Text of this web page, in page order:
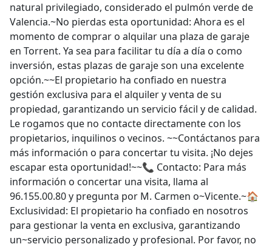
Valencia.~No pierdas esta oportunidad: Ahora es el
momento de comprar o alquilar una plaza de garaje
en Torrent. Ya sea para facilitar tu día a día o como
inversión, estas plazas de garaje son una excelente
opción.~~El propietario ha confiado en nuestra
gestión exclusiva para el alquiler y venta de su
propiedad, garantizando un servicio fácil y de calidad.
Le rogamos que no contacte directamente con los
propietarios, inquilinos o vecinos. ~~Contáctanos para
más información o para concertar tu visita. ¡No dejes
escapar esta oportunidad!~~📞 Contacto: Para más
información o concertar una visita, llama al
96.155.00.80 y pregunta por M. Carmen o~Vicente.~🏠
Exclusividad: El propietario ha confiado en nosotros
para gestionar la venta en exclusiva, garantizando
un~servicio personalizado y profesional. Por favor, no
moleste a los propietarios o vecinos.~~¡No pierdas